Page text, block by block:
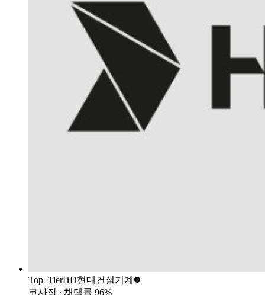
Top_TierHD현대건설기계
코사장 ∙ 채택률 96%